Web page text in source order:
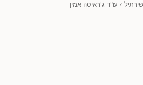
שירתיל › עו"ד ג'ראיסה אמין